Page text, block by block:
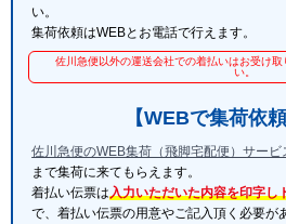
い。
集荷依頼はWEBとお電話で行えます。
佐川急便以外の運送会社での着払いはお受け
い。
【WEBで集荷依
佐川急便のWEB集荷（飛脚宅配便）サービ
まで集荷に来てもらえます。
着払い伝票は入力いただいた内容を印字し
で、着払い伝票の用意やご記入頂く必要が